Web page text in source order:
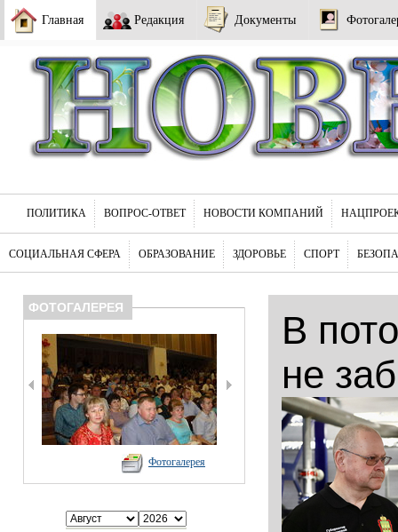
Главная Редакция Документы
ПОЛИТИКА ВОПРОС-ОТВЕТ НОВОСТИ КОМПАНИЙ
СОЦИАЛЬНАЯ СФЕРА ОБРАЗОВАНИЕ ЗДОРОВЬЕ СПОРТ
ФОТОГАЛЕРЕЯ
Фотогалерея
В
не